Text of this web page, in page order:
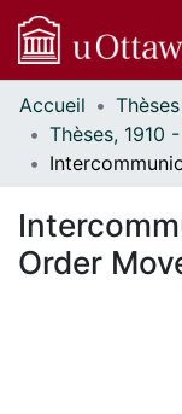
Communautés
et collections
Parcourir
À propos
Accueil
Order